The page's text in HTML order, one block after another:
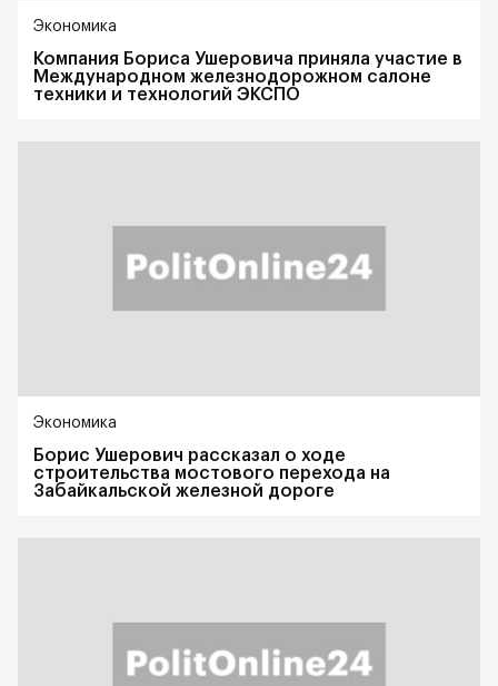
Экономика
Компания Бориса Ушеровича приняла участие в
Международном железнодорожном салоне
техники и технологий ЭКСПО
Экономика
Борис Ушерович рассказал о ходе
строительства мостового перехода на
Забайкальской железной дороге